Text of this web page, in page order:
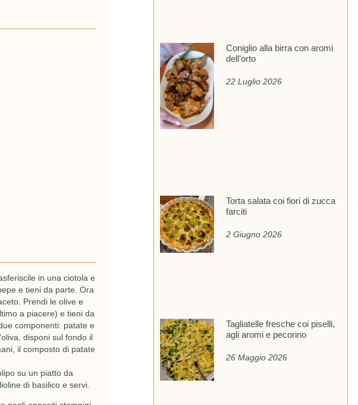
in una ciotola e
e tieni da parte. Ora
Prendi le olive e
a piacere) e tieni da
componenti: patate e
disponi sul fondo il
il composto di patate
su un piatto da
di basilico e servi.
Coniglio alla birra con aromi
dell’orto
22 Luglio 2026
Torta salata coi fiori di zucca
farciti
2 Giugno 2026
Tagliatelle fresche coi piselli,
agli aromi e pecorino
26 Maggio 2026